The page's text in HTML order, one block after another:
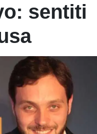
sentiti